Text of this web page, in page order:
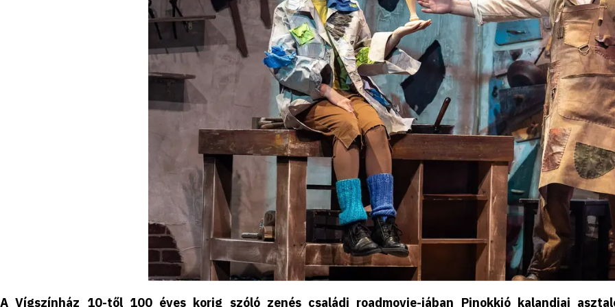
A Vígszínház 10-től 100 éves korig szóló zenés családi roadmovie-jában Pinokkió kalandjai